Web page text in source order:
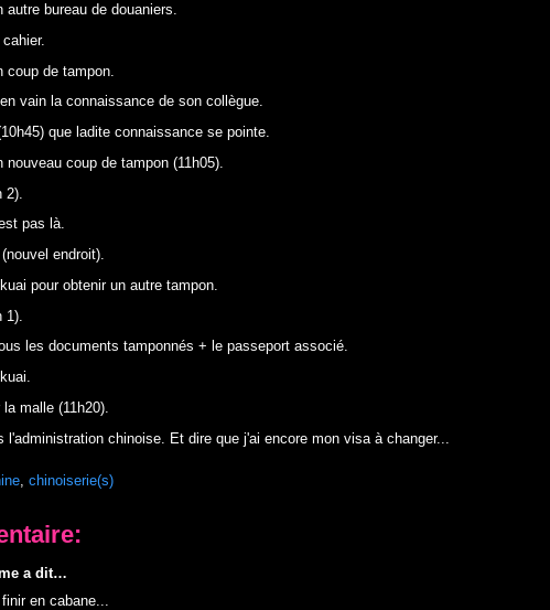
autre bureau de douaniers.
coup de tampon.
vain la connaissance de son collègue.
que ladite connaissance se pointe.
nouveau coup de tampon (11h05).
2).
pas là.
endroit).
kuai pour obtenir un autre tampon.
1).
les documents tamponnés + le passeport associé.
kuai.
malle (11h20).
l'administration chinoise. Et dire que j'ai encore mon visa à changer...
, chinoiserie(s)
a dit…
en cabane...